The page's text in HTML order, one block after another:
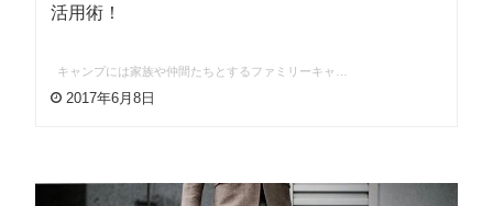
活用術！
キャンプには家族や仲間たちとするファミリーキャ…
2017年6月8日